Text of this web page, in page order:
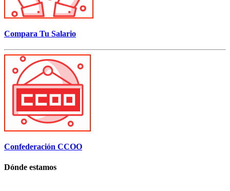
Compara Tu Salario
Confederación CCOO
Dónde estamos